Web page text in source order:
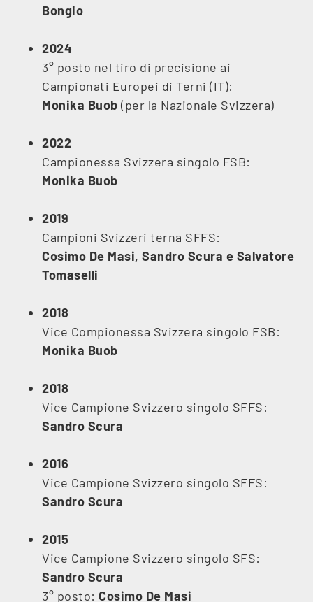
Bongio
2024
3° posto nel tiro di precisione ai
Campionati Europei di Terni (IT):
Monika Buob (per la Nazionale Svizzera)
2022
Campionessa Svizzera singolo FSB:
Monika Buob
2019
Campioni Svizzeri terna SFFS:
Cosimo De Masi, Sandro Scura e Salvatore
Tomaselli
2018
Vice Compionessa Svizzera singolo FSB:
Monika Buob
2018
Vice Campione Svizzero singolo SFFS:
Sandro Scura
2016
Vice Campione Svizzero singolo SFFS:
Sandro Scura
2015
Vice Campione Svizzero singolo SFS:
Sandro Scura
3° posto: Cosimo De Masi